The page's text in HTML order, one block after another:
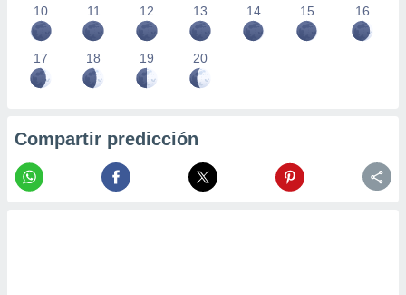
10 11 12 13 14 15 16
17 18 19 20
Compartir predicción